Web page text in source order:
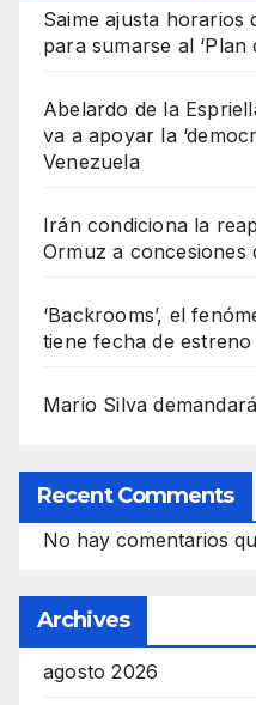
Saime ajusta horarios
para sumarse al
Abelardo de la
va a apoyar la
Venezuela
Irán condiciona la
Ormuz a concesiones
‘Backrooms’, el
tiene fecha de
Mario Silva
Recent Comments
No hay comentarios
Archives
agosto 2026